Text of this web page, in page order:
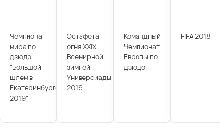
Чемпиона
мира по
дзюдо
"Большой
шлем в
Екатеринбурге
2019"
Эстафета
огня XXIX
Всемирной
зимней
Универсиады
2019
Командный
Чемпионат
Европы по
дзюдо
FIFA 2018